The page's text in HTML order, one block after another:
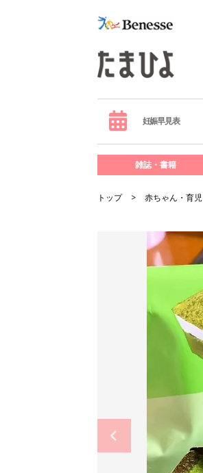
妊娠早見表
雑誌・書籍
トップ 赤ちゃん・育児